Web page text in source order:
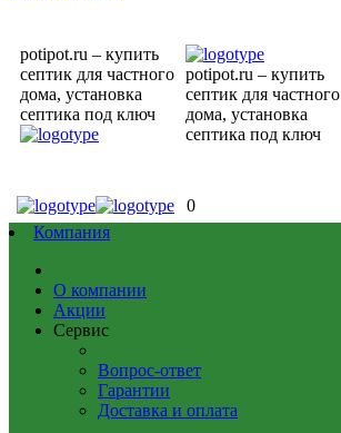
potipot.ru – купить
септик для частного
дома, установка
септика под ключ
potipot.ru – купить
септик для частного
дома, установка
септика под ключ
0
Компания
О компании
Акции
Сервис
Вопрос-ответ
Гарантии
Доставка и оплата